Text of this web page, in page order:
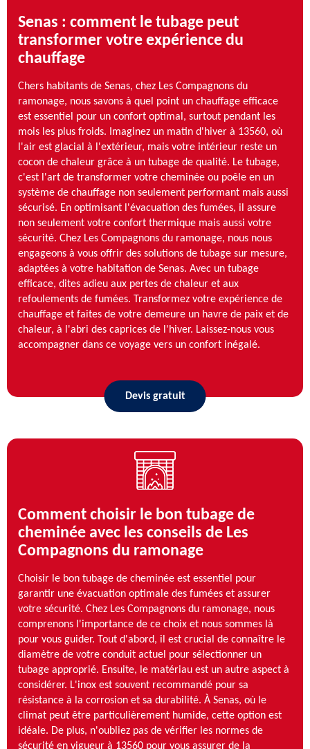
Senas : comment le tubage peut
transformer votre expérience du
chauffage
Chers habitants de Senas, chez Les Compagnons du
ramonage, nous savons à quel point un chauffage efficace
est essentiel pour un confort optimal, surtout pendant les
mois les plus froids. Imaginez un matin d'hiver à 13560, où
l'air est glacial à l'extérieur, mais votre intérieur reste un
cocon de chaleur grâce à un tubage de qualité. Le tubage,
c'est l'art de transformer votre cheminée ou poêle en un
système de chauffage non seulement performant mais aussi
sécurisé. En optimisant l'évacuation des fumées, il assure
non seulement votre confort thermique mais aussi votre
sécurité. Chez Les Compagnons du ramonage, nous nous
engageons à vous offrir des solutions de tubage sur mesure,
adaptées à votre habitation de Senas. Avec un tubage
efficace, dites adieu aux pertes de chaleur et aux
refoulements de fumées. Transformez votre expérience de
chauffage et faites de votre demeure un havre de paix et de
chaleur, à l'abri des caprices de l'hiver. Laissez-nous vous
accompagner dans ce voyage vers un confort inégalé.
Devis gratuit
Comment choisir le bon tubage de
cheminée avec les conseils de Les
Compagnons du ramonage
Choisir le bon tubage de cheminée est essentiel pour
garantir une évacuation optimale des fumées et assurer
votre sécurité. Chez Les Compagnons du ramonage, nous
comprenons l'importance de ce choix et nous sommes là
pour vous guider. Tout d'abord, il est crucial de connaître le
diamètre de votre conduit actuel pour sélectionner un
tubage approprié. Ensuite, le matériau est un autre aspect à
considérer. L'inox est souvent recommandé pour sa
résistance à la corrosion et sa durabilité. À Senas, où le
climat peut être particulièrement humide, cette option est
idéale. De plus, n'oubliez pas de vérifier les normes de
sécurité en vigueur à 13560 pour vous assurer de la